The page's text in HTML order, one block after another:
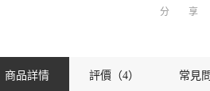
分
商品詳情 評價 （4） 常見